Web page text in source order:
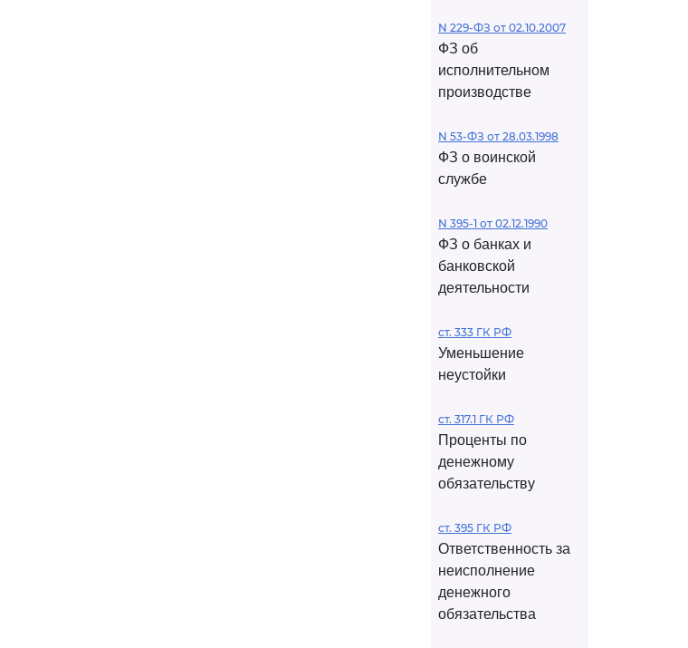
N 229-ФЗ от 02.10.2007
ФЗ об
исполнительном
производстве
N 53-ФЗ от 28.03.1998
ФЗ о воинской
службе
N 395-1 от 02.12.1990
ФЗ о банках и
банковской
деятельности
ст. 333 ГК РФ
Уменьшение
неустойки
ст. 317.1 ГК РФ
Проценты по
денежному
обязательству
ст. 395 ГК РФ
Ответственность за
неисполнение
денежного
обязательства